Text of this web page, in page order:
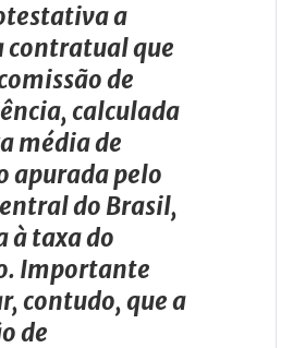
a
contratual que
de
calculada
média de
apurada pelo
do Brasil,
à taxa do
Importante
contudo, que a
de